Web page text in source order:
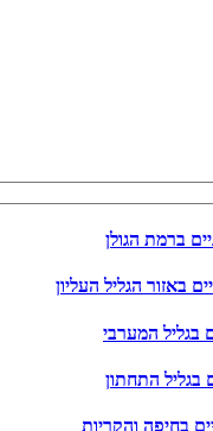
הגולן
הגליל העליון
המערבי
התחתון
והקריות